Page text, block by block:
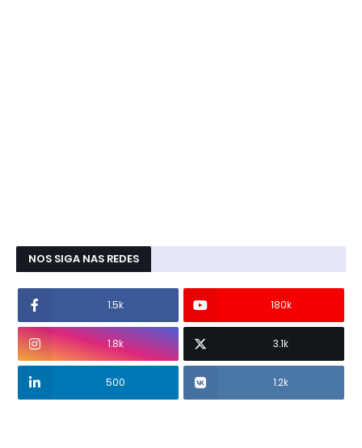
NOS SIGA NAS REDES
1.5k 180k
1.8k 3.1k
500 1.2k